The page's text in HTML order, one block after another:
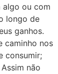
algo ou com
longo de
ganhos.
caminho nos
consumir;
não